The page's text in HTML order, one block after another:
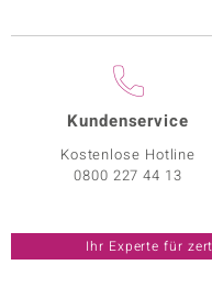
Kundenservice
Kostenlose Hotline
0800 227 44 13
Ihr Experte für